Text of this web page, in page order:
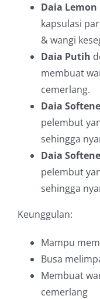
Daia Lemon
kapsulasi
& wangi
Daia Putih
membuat
cemerlang.
Daia
pelembut
sehingga
Daia
pelembut
sehingga
Keunggulan:
Mampu
Busa
Membuat
cemerlang